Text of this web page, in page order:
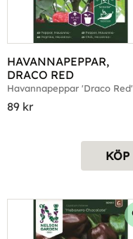
HAVANNAPEPPAR,
DRACO RED
Havannapeppar 'Draco Red'
89 kr
KÖP